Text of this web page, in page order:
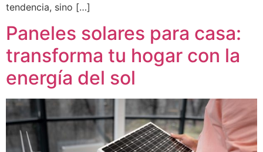
tendencia, sino […]
Paneles solares para casa:
transforma tu hogar con la
energía del sol